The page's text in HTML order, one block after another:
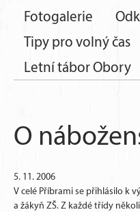
Fotogalerie
Tipy pro volný čas
Letní tábor Obory
O
5. 11. 2006
V celé Příbrami se přihlásilo k
a žákyň ZŠ. Z každé třídy